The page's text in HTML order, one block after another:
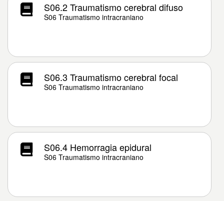
S06.2 Traumatismo cerebral difuso
S06 Traumatismo intracraniano
S06.3 Traumatismo cerebral focal
S06 Traumatismo intracraniano
S06.4 Hemorragia epidural
S06 Traumatismo intracraniano